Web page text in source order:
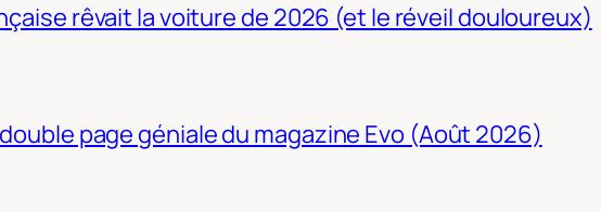
rêvait la voiture de 2026 (et le réveil douloureux)
page géniale du magazine Evo (Août 2026)